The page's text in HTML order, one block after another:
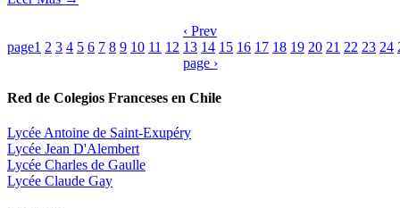
‹ Prev
page1 2 3 4 5 6 7 8 9 10 11 12 13 14 15 16 17 18 19 20 21 22 23 24
page ›
Red de Colegios Franceses en Chile
Lycée Antoine de Saint-Exupéry
Lycée Jean D'Alembert
Lycée Charles de Gaulle
Lycée Claude Gay